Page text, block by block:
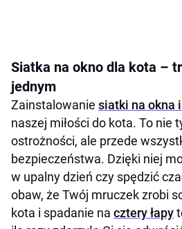
Siatka na okno dla kota –
jednym
Zainstalowanie siatki na okna
naszej miłości do kota. To nie
ostrożności, ale przede
bezpieczeństwa. Dzięki niej
w upalny dzień czy spędzić
obaw, że Twój mruczek zrobi
kota i spadanie na cztery łapy